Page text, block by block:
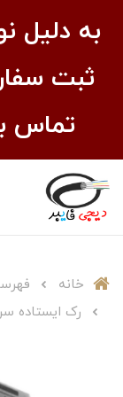
به دلیل
ثبت
تماس
خانه
رک ایستاده سرور ۲۲ یونیت دیتاشین